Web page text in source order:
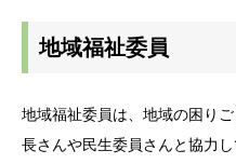
地域福祉委員
地域福祉委員は、地域の困り
長さんや民生委員さんと協力